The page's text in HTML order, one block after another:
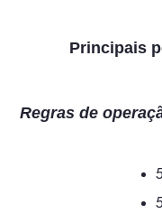
Principais
Regras de